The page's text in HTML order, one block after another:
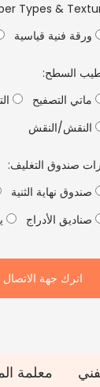
Types &
ورقة فنية قياسية
السطح:
ماتي التصفيح
النقش/النقش
صندوق التغليف:
صندوق نهاية الثنية
صناديق الأدراج
اترك جهة
معلمة